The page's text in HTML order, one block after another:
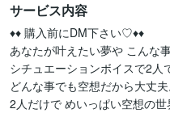
サービス内容
♦♦ 購入前にDM下さい♡♦♦
あなたが叶えたい夢や こんな
シチュエーションボイスで2人
どんな事でも空想だから大丈夫
2人だけで めいっぱい空想の